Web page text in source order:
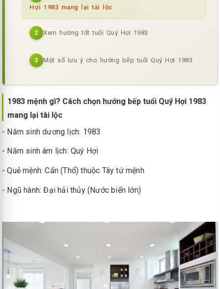
Hợi 1983 mang lại tài lộc
2 Xem hướng tốt tuổi Quý Hợi 1983
3 Một số lưu ý cho hướng bếp tuổi Quý Hợi 1983
1983 mệnh gì? Cách chọn hướng bếp tuổi Quý Hợi 1983
mang lại tài lộc
- Năm sinh dương lịch: 1983
- Năm sinh âm lịch: Quý Hợi
- Quẻ mệnh: Cấn (Thổ) thuộc Tây tứ mệnh
- Ngũ hành: Đại hải thủy (Nước biển lớn)